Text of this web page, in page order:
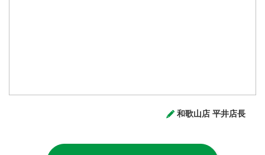
和歌山店 平井店長